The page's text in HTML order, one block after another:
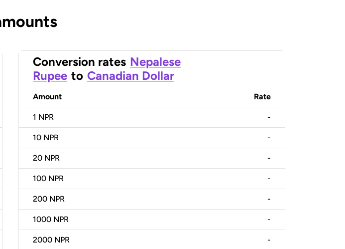
Conversion rates Nepalese
Rupee to Canadian Dollar
Amount Rate
1 NPR -
10 NPR -
20 NPR -
100 NPR -
200 NPR -
1000 NPR -
2000 NPR -